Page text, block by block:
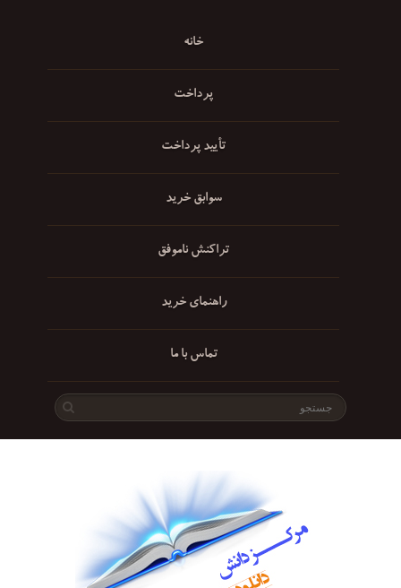
خانه
پرداخت
تأیید پرداخت
سوابق خرید
تراکنش ناموفق
راهنمای خرید
تماس با ما